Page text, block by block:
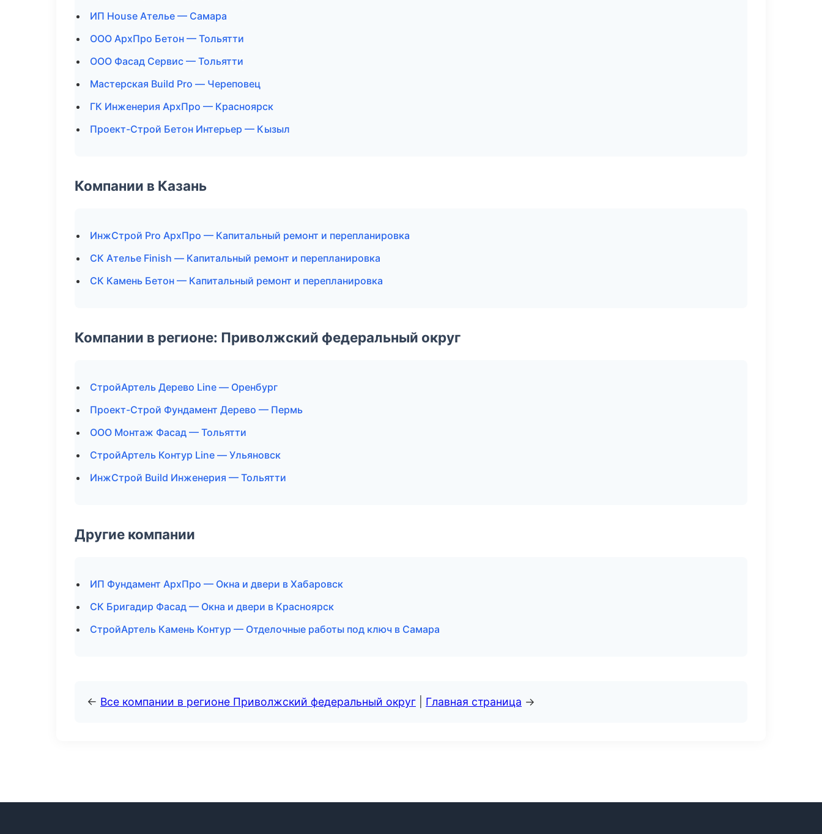
ИП House Ателье — Самара
ООО АрхПро Бетон — Тольятти
ООО Фасад Сервис — Тольятти
Мастерская Build Pro — Череповец
ГК Инженерия АрхПро — Красноярск
Проект-Строй Бетон Интерьер — Кызыл
Компании в Казань
ИнжСтрой Pro АрхПро — Капитальный ремонт и перепланировка
СК Ателье Finish — Капитальный ремонт и перепланировка
СК Камень Бетон — Капитальный ремонт и перепланировка
Компании в регионе: Приволжский федеральный округ
СтройАртель Дерево Line — Оренбург
Проект-Строй Фундамент Дерево — Пермь
ООО Монтаж Фасад — Тольятти
СтройАртель Контур Line — Ульяновск
ИнжСтрой Build Инженерия — Тольятти
Другие компании
ИП Фундамент АрхПро — Окна и двери в Хабаровск
СК Бригадир Фасад — Окна и двери в Красноярск
СтройАртель Камень Контур — Отделочные работы под ключ в Самара
← Все компании в регионе Приволжский федеральный округ Главная страница →